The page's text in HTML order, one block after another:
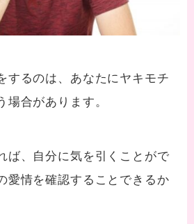
するのは、あなたにヤキモチ
場合があります。
ば、自分に気を引くことがで
愛情を確認することできるか